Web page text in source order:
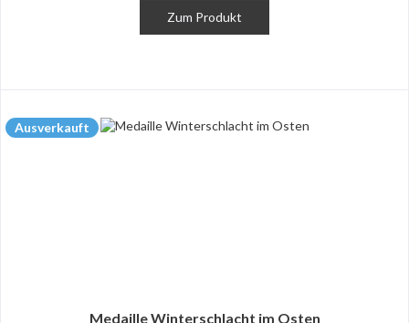
Zum Produkt
Ausverkauft
Medaille Winterschlacht im Osten